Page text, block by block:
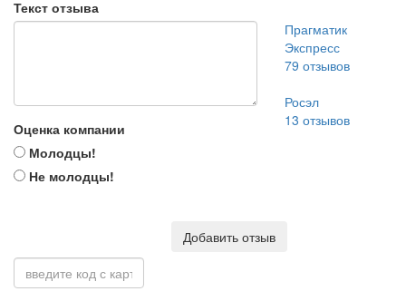
Текст отзыва
Оценка компании
Молодцы!
Не молодцы!
Добавить отзыв
Прагматик
Экспресс
79 отзывов
Росэл
13 отзывов